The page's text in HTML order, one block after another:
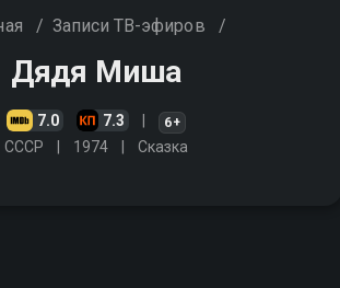
/ Записи ТВ-эфиров /
Дядя Миша
7.0 7.3 6+
СССР 1974 Сказка